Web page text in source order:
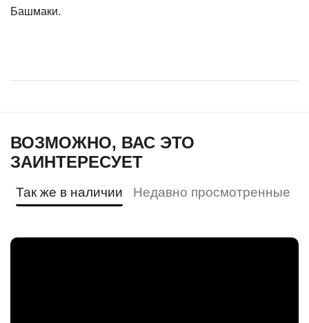
Башмаки.
ВОЗМОЖНО, ВАС ЭТО
ЗАИНТЕРЕСУЕТ
Так же в наличии Недавно просмотренные